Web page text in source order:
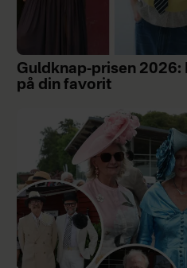
Guldknap-prisen 2026:
på din favorit